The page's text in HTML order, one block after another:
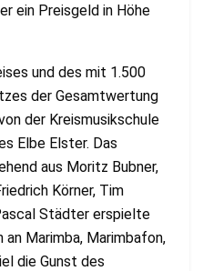
ein Preisgeld in Höhe
und des mit 1.500
der Gesamtwertung
der Kreismusikschule
Elbe Elster. Das
aus Moritz Bubner,
Körner, Tim
Städter erspielte
Marimba, Marimbafon,
die Gunst des